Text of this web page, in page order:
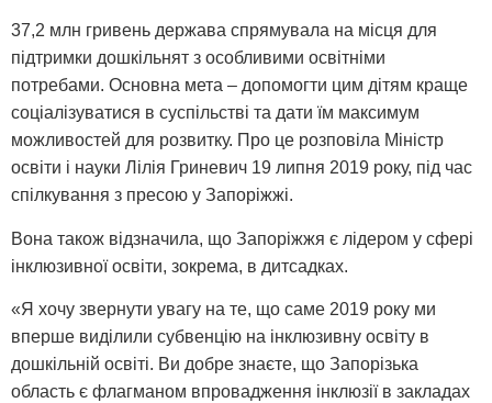
37,2 млн гривень держава спрямувала на місця для
підтримки дошкільнят з особливими освітніми
потребами. Основна мета – допомогти цим дітям краще
соціалізуватися в суспільстві та дати їм максимум
можливостей для розвитку. Про це розповіла Міністр
освіти і науки Лілія Гриневич 19 липня 2019 року, під час
спілкування з пресою у Запоріжжі.
Вона також відзначила, що Запоріжжя є лідером у сфері
інклюзивної освіти, зокрема, в дитсадках.
«Я хочу звернути увагу на те, що саме 2019 року ми
вперше виділили субвенцію на інклюзивну освіту в
дошкільній освіті. Ви добре знаєте, що Запорізька
область є флагманом впровадження інклюзії в закладах